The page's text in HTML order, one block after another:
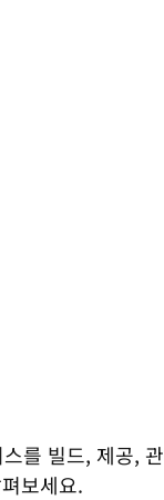
를 빌드, 제공, 관
보세요.